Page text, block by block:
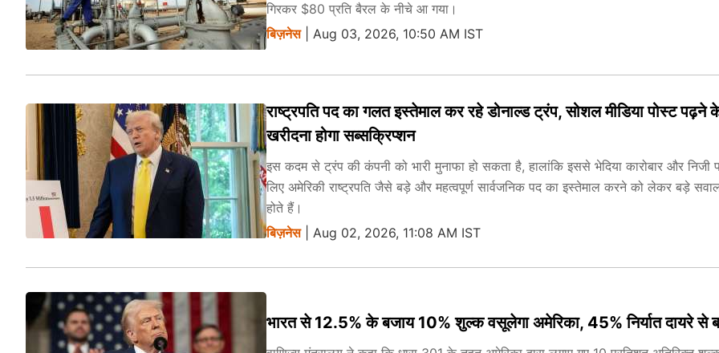
गिरकर $80 प्रति बैरल के नीचे आ गया।
बिज़नेस| Aug 03, 2026, 10:50 AM IST
राष्ट्रपति पद का गलत इस्तेमाल कर रहे डोनाल्ड ट्रंप, सोशल मीडिया पोस्ट पढ़ने
खरीदना होगा सब्सक्रिप्शन
इस कदम से ट्रंप की कंपनी को भारी मुनाफा हो सकता है, हालांकि इससे भेदिया कारोबार और निजी
लिए अमेरिकी राष्ट्रपति जैसे बड़े और महत्वपूर्ण सार्वजनिक पद का इस्तेमाल करने को लेकर बड़े
होते हैं।
बिज़नेस| Aug 02, 2026, 11:08 AM IST
भारत से 12.5% के बजाय 10% शुल्क वसूलेगा अमेरिका, 45% निर्यात दायरे से